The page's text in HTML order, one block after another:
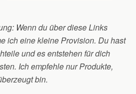
Wenn du über diese Links
ich eine kleine Provision. Du hast
und es entstehen für dich
Ich empfehle nur Produkte,
bin.